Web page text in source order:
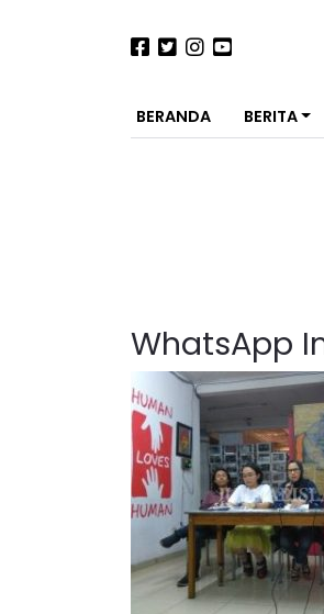
BERANDA BERITA
WhatsApp